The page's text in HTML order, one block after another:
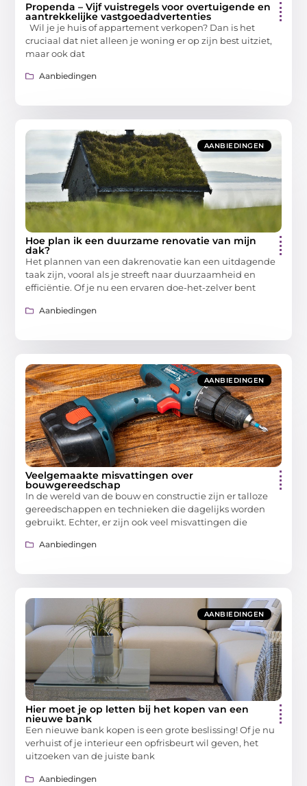
Propenda – Vijf vuistregels voor overtuigende en
aantrekkelijke vastgoedadvertenties
Wil je je huis of appartement verkopen? Dan is het
cruciaal dat niet alleen je woning er op zijn best uitziet,
maar ook dat
Aanbiedingen
AANBIEDINGEN
Hoe plan ik een duurzame renovatie van mijn
dak?
Het plannen van een dakrenovatie kan een uitdagende
taak zijn, vooral als je streeft naar duurzaamheid en
efficiëntie. Of je nu een ervaren doe-het-zelver bent
Aanbiedingen
AANBIEDINGEN
Veelgemaakte misvattingen over
bouwgereedschap
In de wereld van de bouw en constructie zijn er talloze
gereedschappen en technieken die dagelijks worden
gebruikt. Echter, er zijn ook veel misvattingen die
Aanbiedingen
AANBIEDINGEN
Hier moet je op letten bij het kopen van een
nieuwe bank
Een nieuwe bank kopen is een grote beslissing! Of je nu
verhuist of je interieur een opfrisbeurt wil geven, het
uitzoeken van de juiste bank
Aanbiedingen